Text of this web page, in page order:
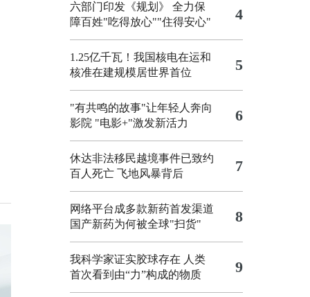
六部门印发《规划》 全力保
障百姓"吃得放心""住得安心"
4
1.25亿千瓦！我国核电在运和
核准在建规模居世界首位
5
"有共鸣的故事"让年轻人奔向
影院 "电影+"激发新活力 6
休达非法移民越境事件已致约
百人死亡 飞地风暴背后 7
网络平台成多款新药首发渠道
国产新药为何被全球"扫货"
8
我科学家证实胶球存在 人类
首次看到由“力”构成的物质
9